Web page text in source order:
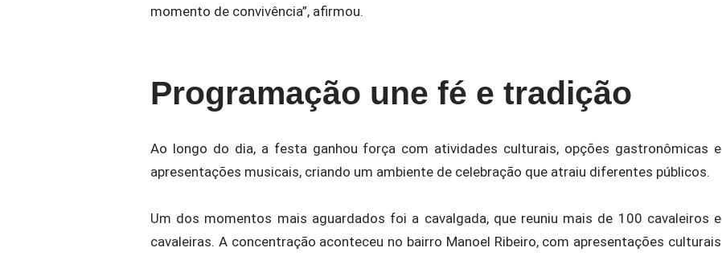
momento de convivência”, afirmou.
Programação une fé e tradição
Ao longo do dia, a festa ganhou força com atividades culturais, opções gastronômicas e
apresentações musicais, criando um ambiente de celebração que atraiu diferentes públicos.
Um dos momentos mais aguardados foi a cavalgada, que reuniu mais de 100 cavaleiros e
cavaleiras. A concentração aconteceu no bairro Manoel Ribeiro, com apresentações culturais